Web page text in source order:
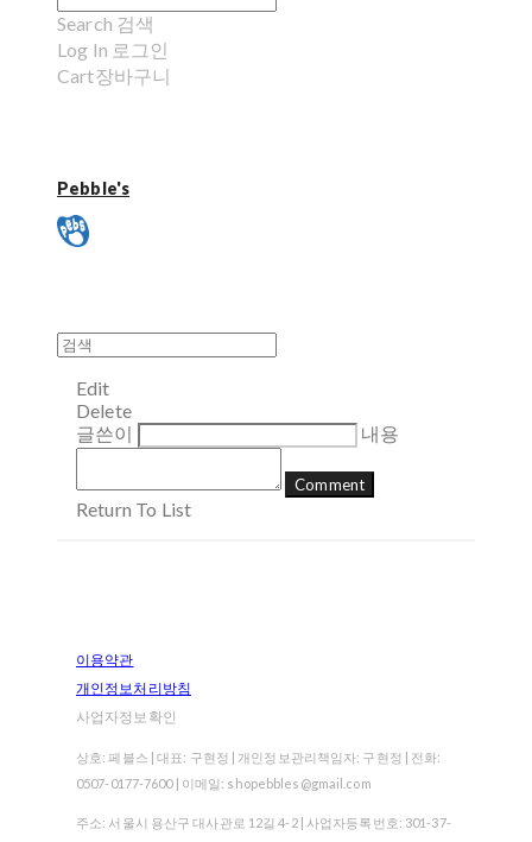
Search 검색
Log In 로그인
Cart장바구니
Pebble's
Edit
Delete
글쓴이
내용
Comment
Return To List
이용약관
개인정보처리방침
사업자정보확인
상호: 페블스 | 대표: 구현정 | 개인정보관리책임자: 구현정 | 전화:
0507-0177-7600 | 이메일: shopebbles@gmail.com
주소: 서울시 용산구 대사관로 12길 4-2 | 사업자등록번호: 301-37-